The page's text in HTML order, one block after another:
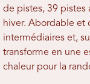
de pistes, 39 pistes
hiver. Abordable et
intermédiaires et,
transforme en une
chaleur pour la